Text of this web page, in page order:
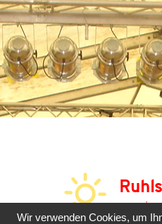
sonnig
Wir verwenden Cookies, um